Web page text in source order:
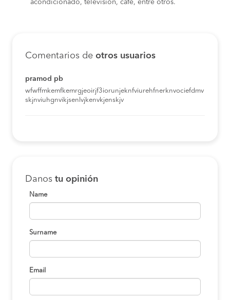
acondicionado, televisión, café, entre otros.
Comentarios de otros usuarios
pramod pb
wfwffmkemfkemrgjeoirjf3iorunjeknfviurehfnerknvociefdmv
skjnviuhgnvikjsenlvjkenvkjenskjv
Danos tu opinión
Name
Surname
Email